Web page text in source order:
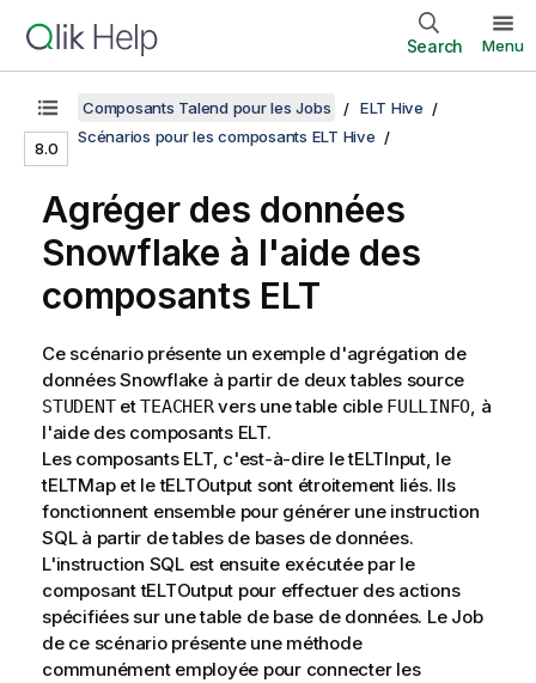
Search Menu
8.0
Composants Talend pour les Jobs
ELT Hive
Scénarios pour les composants ELT Hive
Agréger des données
Snowflake à l'aide des
composants ELT
Ce scénario présente un exemple d'agrégation de
données Snowflake à partir de deux tables source
STUDENTetTEACHERvers une table cible FULLINFO, à
l'aide des composants ELT.
Les composants ELT, c'est-à-dire le tELTInput, le
tELTMap et le tELTOutput sont étroitement liés. Ils
fonctionnent ensemble pour générer une instruction
SQL à partir de tables de bases de données.
L'instruction SQL est ensuite exécutée par le
composant tELTOutput pour effectuer des actions
spécifiées sur une table de base de données. Le Job
de ce scénario présente une méthode
communément employée pour connecter les